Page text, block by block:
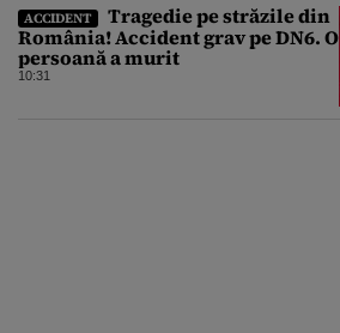
ACCIDENT
Tragedie pe străzile din
România! Accident grav pe DN6. O
persoană a murit
10:31